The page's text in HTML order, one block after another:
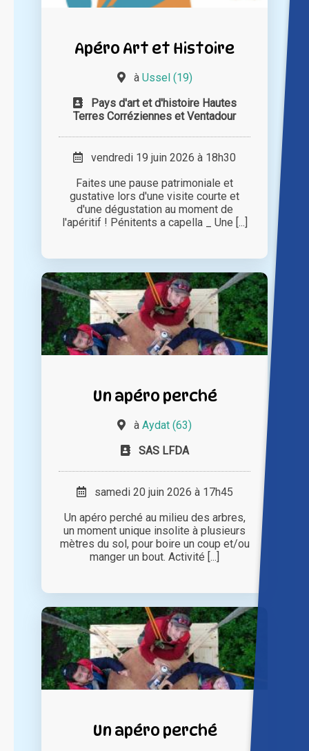
Apéro Art et Histoire
à Ussel (19)
Pays d'art et d'histoire Hautes
Terres Corréziennes et Ventadour
vendredi 19 juin 2026 à 18h30
Faites une pause patrimoniale et
gustative lors d'une visite courte et
d'une dégustation au moment de
l'apéritif ! Pénitents a capella _ Une [...]
Un apéro perché
à Aydat (63)
SAS LFDA
samedi 20 juin 2026 à 17h45
Un apéro perché au milieu des arbres,
un moment unique insolite à plusieurs
mètres du sol, pour boire un coup et/ou
manger un bout. Activité [...]
Un apéro perché